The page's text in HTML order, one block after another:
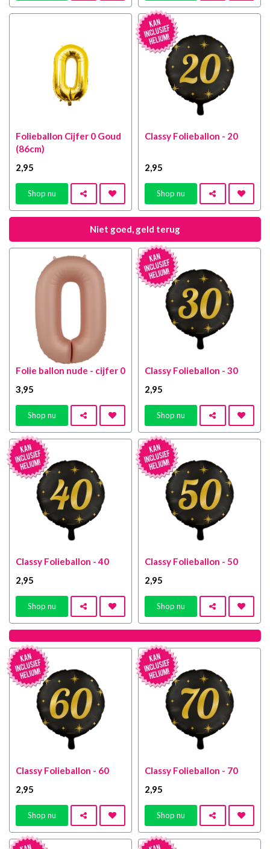
Folieballon Cijfer 0 Goud
(86cm)
2 ,95
Shop nu
Classy Folieballon - 20
2 ,95
Shop nu
Niet goed, geld terug
Folie ballon nude - cijfer 0
3 ,95
Shop nu
Classy Folieballon - 30
2 ,95
Shop nu
Classy Folieballon - 40
2 ,95
Shop nu
Classy Folieballon - 50
2 ,95
Shop nu
Classy Folieballon - 60
2 ,95
Shop nu
Classy Folieballon - 70
2 ,95
Shop nu